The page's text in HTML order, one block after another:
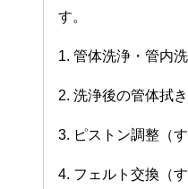
す。
1. 管体洗浄・管内
2. 洗浄後の管体拭
3. ピストン調整（す
4. フェルト交換（す